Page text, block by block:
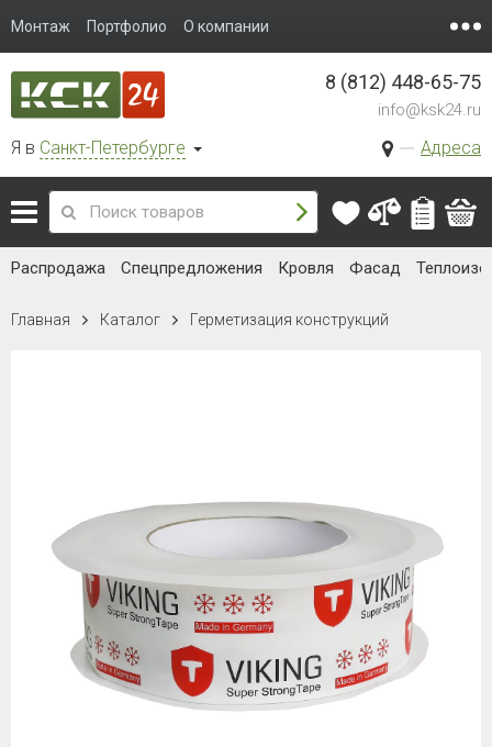
Монтаж Портфолио О компании
Я в Санкт-Петербурге Адреса
8 (812) 448-65-75
info@ksk24.ru
Распродажа Спецпредложения Кровля Фасад
Главная Каталог Герметизация конструкций